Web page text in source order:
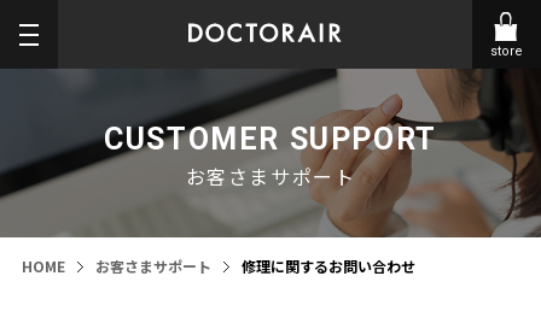
store
CUSTOMER SUPPORT
お客さまサポート
HOME お客さまサポート 修理に関するお問い合わせ